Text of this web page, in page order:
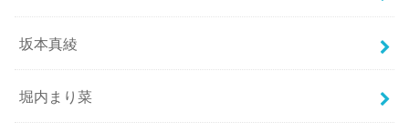
坂本真綾
堀内まり菜